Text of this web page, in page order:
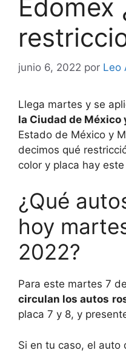
Edomex
junio 6, 2022 por Leo
Llega martes y se
la Ciudad de
Estado de México y
decimos qué
color y placa hay
¿Qué
hoy
2022?
Para este martes 7
circulan los autos
placa 7 y 8, y
Si en tu caso, el auto